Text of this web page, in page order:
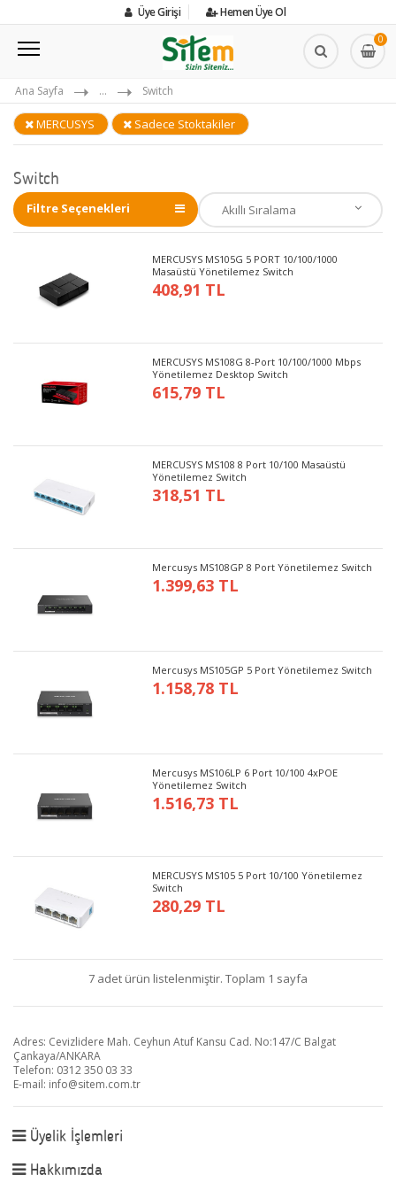
Üye Girişi Hemen Üye Ol
0
Ana Sayfa ... Switch
MERCUSYS Sadece Stoktakiler
Switch
Filtre Seçenekleri
MERCUSYS MS105G 5 PORT 10/100/1000
Masaüstü Yönetilemez Switch
408,91 TL
MERCUSYS MS108G 8-Port 10/100/1000 Mbps
Yönetilemez Desktop Switch
615,79 TL
MERCUSYS MS108 8 Port 10/100 Masaüstü
Yönetilemez Switch
318,51 TL
Mercusys MS108GP 8 Port Yönetilemez Switch
1.399,63 TL
Mercusys MS105GP 5 Port Yönetilemez Switch
1.158,78 TL
Mercusys MS106LP 6 Port 10/100 4xPOE
Yönetilemez Switch
1.516,73 TL
MERCUSYS MS105 5 Port 10/100 Yönetilemez
Switch
280,29 TL
7 adet ürün listelenmiştir. Toplam 1 sayfa
Adres: Cevizlidere Mah. Ceyhun Atuf Kansu Cad. No:147/C Balgat
Çankaya/ANKARA
Telefon: 0312 350 03 33
E-mail: info@sitem.com.tr
Üyelik İşlemleri
Hakkımızda